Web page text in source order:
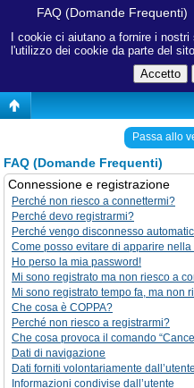
I cookie ci aiutano a fornire i
l'utilizzo dei cookie da parte del
FAQ (Domande Frequenti)
Passa allo
FAQ (Domande Frequenti)
Connessione e registrazione
Perché non riesco a connettermi?
Perché devo registrarmi?
Perché vengo disconnesso
Come posso evitare di apparire
Ho perso la mia password!
Mi sono registrato ma non riesco a
Mi sono registrato tempo fa, ma non
Che cosa è COPPA?
Perché non riesco a registrarmi?
Che cosa provoca il comando
Dati di navigazione
Dati forniti volontariamente dall’utente
Informazioni condivise dall’utente